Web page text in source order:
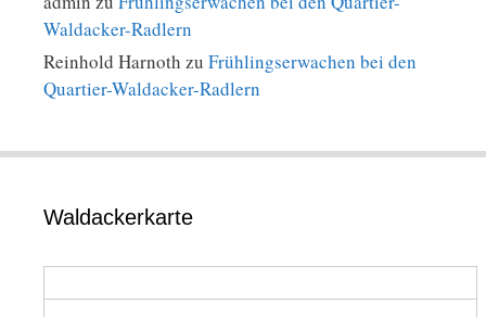
Waldacker-Radlern
Reinhold Harnoth zu Frühlingserwachen bei den
Quartier-Waldacker-Radlern
Waldackerkarte